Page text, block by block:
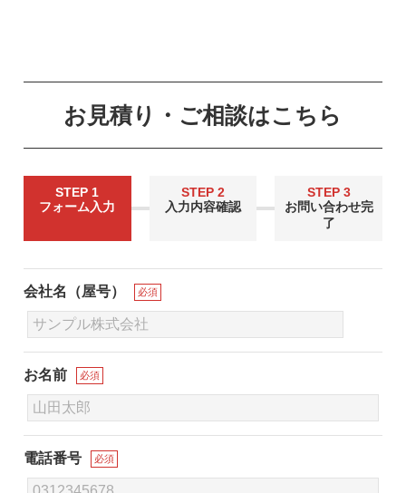
お見積り・ご相談はこちら
STEP 1
フォーム入力
STEP 2
入力内容確認
STEP 3
お問い合わせ完
了
会社名（屋号） 必須
お名前 必須
電話番号 必須